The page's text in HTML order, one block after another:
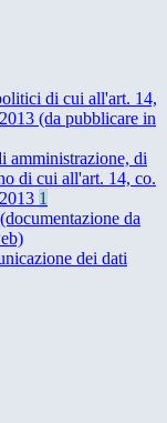
di cui all'art. 14,
(da pubblicare in
amministrazione, di
di cui all'art. 14, co.
1
da
dei dati